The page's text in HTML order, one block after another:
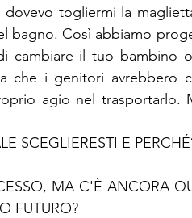
togliermi la
bagno. Così abbiamo
cambiare il tuo bambino
che i genitori avrebbero
agio nel trasportarlo.
MA C'È ANCORA
FUTURO?